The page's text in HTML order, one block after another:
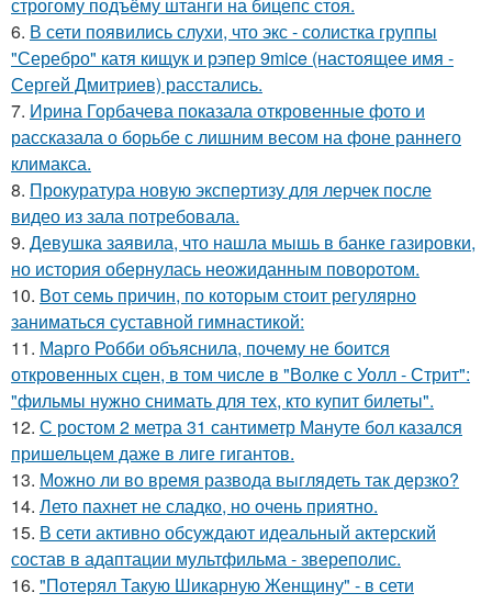
6. В сети появились слухи, что экс - солистка группы
"Серебро" катя кищук и рэпер 9mice (настоящее имя -
Сергей Дмитриев) расстались.
7. Ирина Горбачева показала откровенные фото и
рассказала о борьбе с лишним весом на фоне раннего
климакса.
8. Прокуратура новую экспертизу для лерчек после
видео из зала потребовала.
9. Девушка заявила, что нашла мышь в банке газировки,
но история обернулась неожиданным поворотом.
10. Вот семь причин, по которым стоит регулярно
заниматься суставной гимнастикой:
11. Марго Робби объяснила, почему не боится
откровенных сцен, в том числе в "Волке с Уолл - Стрит":
"фильмы нужно снимать для тех, кто купит билеты".
12. С ростом 2 метра 31 сантиметр Мануте бол казался
пришельцем даже в лиге гигантов.
13. Можно ли во время развода выглядеть так дерзко?
14. Лето пахнет не сладко, но очень приятно.
15. В сети активно обсуждают идеальный актерский
состав в адаптации мультфильма - звереполис.
16. "Потерял Такую Шикарную Женщину" - в сети